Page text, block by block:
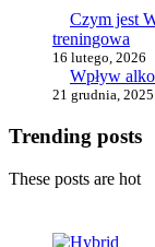
Czym jest
treningowa
16 lutego, 2026
Wpływ
21 grudnia, 2025
Trending posts
These posts are hot